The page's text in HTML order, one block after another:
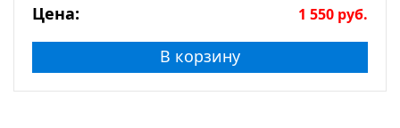
Цена: 1 550 руб.
В корзину